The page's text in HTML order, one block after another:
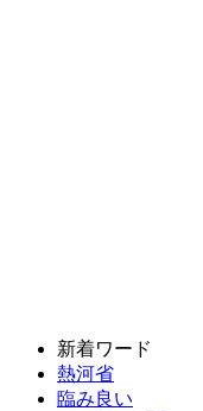
新着ワード
熱河省
臨み良い